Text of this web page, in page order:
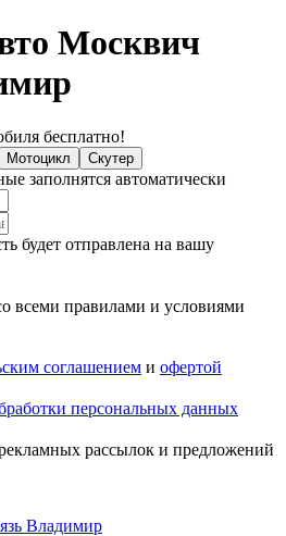
Москвич
бесплатно!
Мотоцикл Скутер
заполнятся автоматически
будет отправлена на вашу
всеми правилами и условиями
соглашением и офертой
персональных данных
рассылок и предложений
Владимир